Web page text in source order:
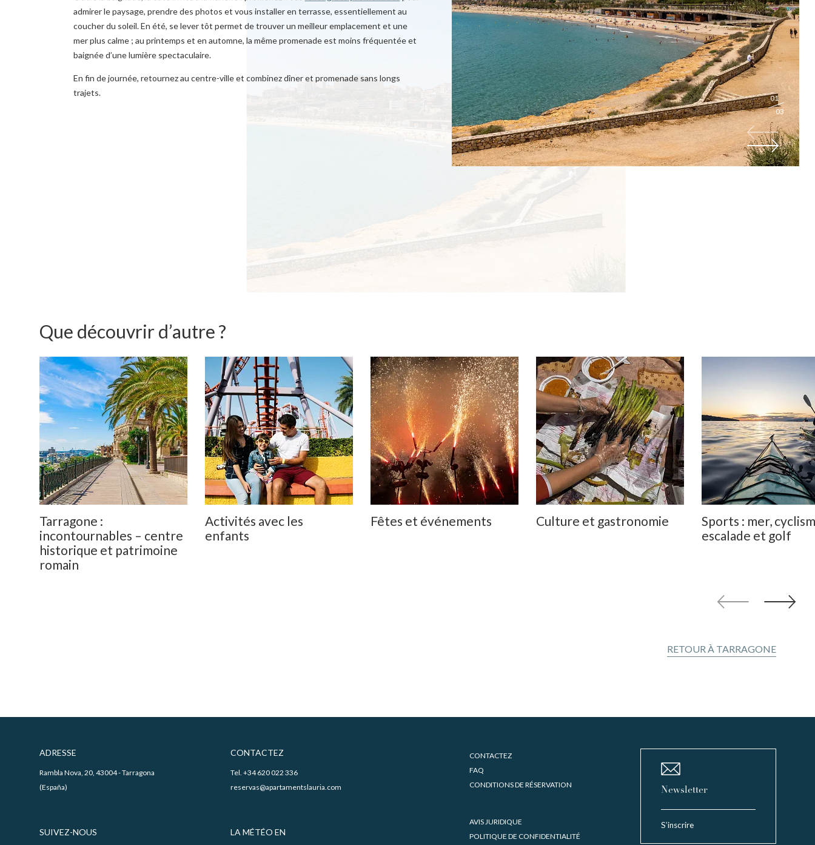
admirer le paysage, prendre des photos et vous installer en terrasse, essentiellement au
coucher du soleil. En été, se lever tôt permet de trouver un meilleur emplacement et une
mer plus calme ; au printemps et en automne, la même promenade est moins fréquentée et
baignée d’une lumière spectaculaire.
En fin de journée, retournez au centre-ville et combinez dîner et promenade sans longs
trajets.
01
03
Que découvrir d’autre ?
Tarragone :
incontournables – centre
historique et patrimoine
romain
Activités avec les
enfants
Fêtes et événements Culture et gastronomie
Sports : mer,
escalade et golf
RETOUR À TARRAGONE
ADRESSE
Rambla Nova, 20, 43004 - Tarragona
(España)
SUIVEZ-NOUS
CONTACTEZ
Tel. +34 620 022 336
reservas@apartamentslauria.com
LA MÉTÉO EN
CONTACTEZ
FAQ
CONDITIONS DE RÉSERVATION
AVIS JURIDIQUE
POLITIQUE DE CONFIDENTIALITÉ
Newsletter
S’inscrire